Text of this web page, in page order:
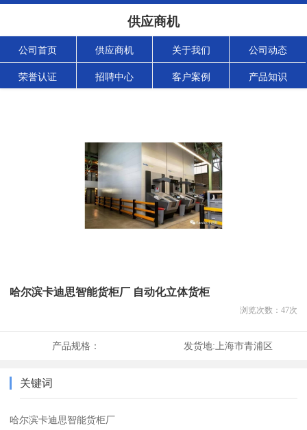
供应商机
公司首页 供应商机 关于我们 公司动态
荣誉认证 招聘中心 客户案例 产品知识
哈尔滨卡迪思智能货柜厂 自动化立体货柜
浏览次数： 47次
产品规格： 发货地: 上海市青浦区
关键词
哈尔滨卡迪思智能货柜厂